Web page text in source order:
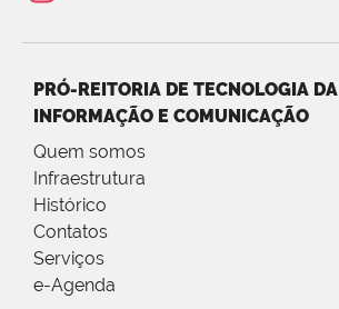
PRÓ-REITORIA DE TECNOLOGIA DA
INFORMAÇÃO E COMUNICAÇÃO
Quem somos
Infraestrutura
Histórico
Contatos
Serviços
e-Agenda